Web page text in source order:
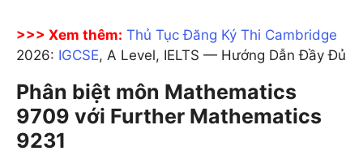
>>> Xem thêm: Thủ Tục Đăng Ký Thi Cambridge
2026: IGCSE, A Level, IELTS — Hướng Dẫn Đầy Đủ
Phân biệt môn Mathematics
9709 với Further Mathematics
9231